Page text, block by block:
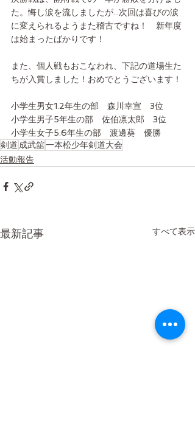
た。悔し涙を流しましたが...次回は喜びの涙
に変えられるようまた稽古ですね！　新年度
は始まったばかりです！
また、個人戦もおこなわれ、下記の道場生た
ちが入賞しました！おめでとうございます！
小学生男女1.2年生の部　森川幸宣　3位
小学生男子5年生の部　佐伯凛太郎　3位
小学生女子5.6年生の部　渡邊葵　優勝
剣道 成武舘一本松少年剣道大会
活動報告
最新記事 すべて表示